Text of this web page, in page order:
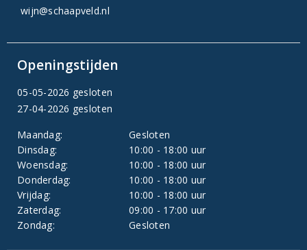
wijn@schaapveld.nl
Openingstijden
05-05-2026 gesloten
27-04-2026 gesloten
Maandag:
Gesloten
Dinsdag:
10:00 - 18:00 uur
Woensdag:
10:00 - 18:00 uur
Donderdag:
10:00 - 18:00 uur
Vrijdag:
10:00 - 18:00 uur
Zaterdag:
09:00 - 17:00 uur
Zondag:
Gesloten